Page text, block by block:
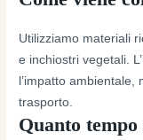
Utilizziamo materiali
e inchiostri vegetali.
l’impatto
trasporto.
Quanto